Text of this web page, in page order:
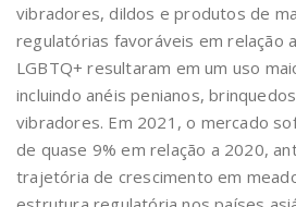
vibradores, dildos e produtos de
regulatórias favoráveis ​​em relação
LGBTQ+ resultaram em um uso
incluindo anéis penianos,
vibradores. Em 2021, o mercado
de quase 9% em relação a 2020,
trajetória de crescimento em